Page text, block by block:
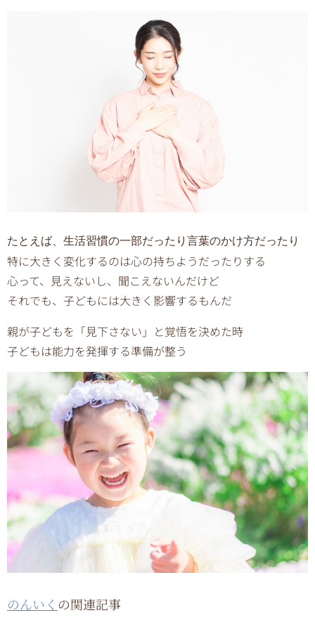
たとえば、生活習慣の一部だったり言葉のかけ方だったり
特に大きく変化するのは心の持ちようだったりする
心って、見えないし、聞こえないんだけど
それでも、子どもには大きく影響するもんだ
親が子どもを「見下さない」と覚悟を決めた時
子どもは能力を発揮する準備が整う
のんいく の関連記事